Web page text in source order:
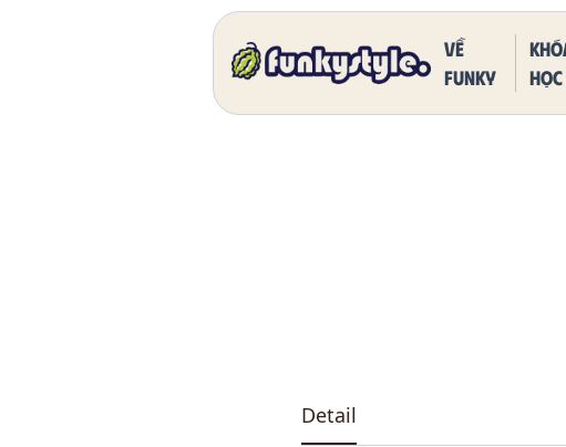
Về
funky
học
Home Our Products DK 5011 One Piece
Detail